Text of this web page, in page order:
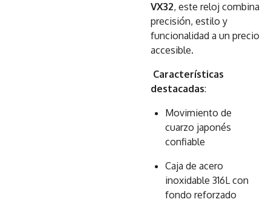
VX32, este reloj combina
precisión, estilo y
funcionalidad a un precio
accesible.
Características
destacadas:
Movimiento de
cuarzo japonés
confiable
Caja de acero
inoxidable 316L con
fondo reforzado